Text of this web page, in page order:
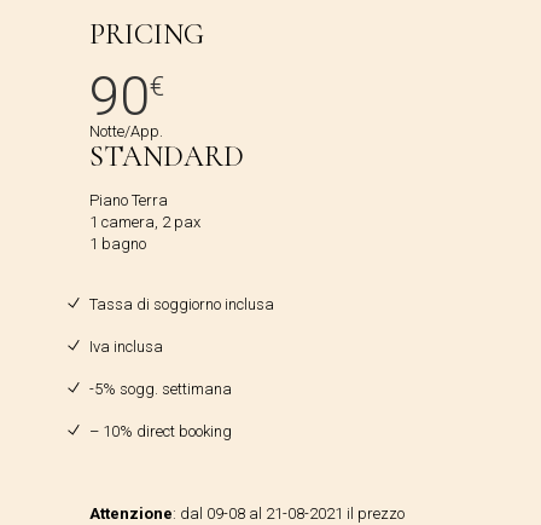
PRICING
90€
Notte/App.
STANDARD
Piano Terra
1 camera, 2 pax
1 bagno
Tassa di soggiorno inclusa
Iva inclusa
-5% sogg. settimana
– 10% direct booking
Attenzione: dal 09-08 al 21-08-2021 il prezzo